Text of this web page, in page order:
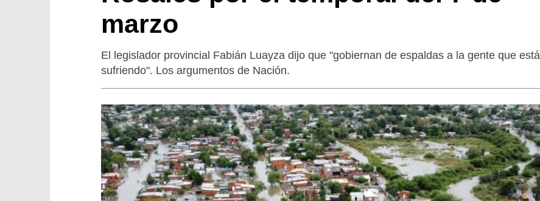
marzo
El legislador provincial Fabián Luayza dijo que "gobiernan de espaldas a la gente que está
sufriendo". Los argumentos de Nación.